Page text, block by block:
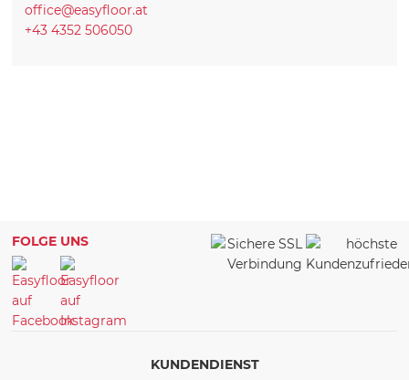
office@easyfloor.at
+43 4352 506050
FOLGE UNS
KUNDENDIENST